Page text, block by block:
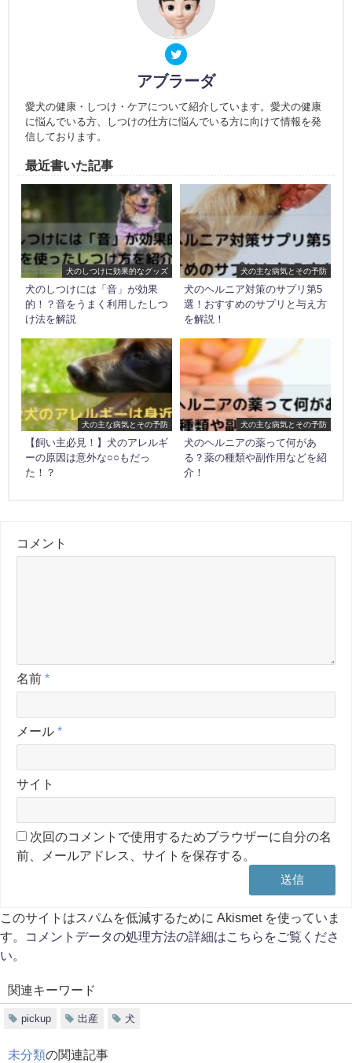
アブラーダ
愛犬の健康・しつけ・ケアについて紹介しています。愛犬の健康
に悩んでいる方、しつけの仕方に悩んでいる方に向けて情報を発
信しております。
最近書いた記事
犬のしつけに効果的なグッズ
犬のしつけには「音」が効果
的！？音をうまく利用したしつ
け法を解説
犬の主な病気とその予防
犬のヘルニア対策のサプリ第5
選！おすすめのサプリと与え方
を解説！
犬の主な病気とその予防
【飼い主必見！】犬のアレルギ
ーの原因は意外な○○もだっ
た！？
犬の主な病気とその予防
犬のヘルニアの薬って何があ
る？薬の種類や副作用などを紹
介！
コメント
名前 *
メール *
サイト
次回のコメントで使用するためブラウザーに自分の名
前、メールアドレス、サイトを保存する。
このサイトはスパムを低減するために Akismet を使っていま
す。
コメントデータの処理方法の詳細はこちらをご覧くださ
い。
関連キーワード
pickup 出産 犬
未分類の関連記事